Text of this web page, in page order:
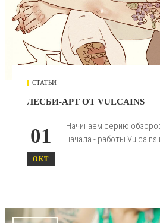
СТАТЬИ
ЛЕСБИ-АРТ ОТ VULCAINS
01
ОКТ
Начинаем серию
начала - работы Vulcains